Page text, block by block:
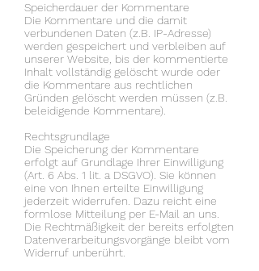
Speicherdauer der Kommentare
Die Kommentare und die damit
verbundenen Daten (z.B. IP-Adresse)
werden gespeichert und verbleiben auf
unserer Website, bis der kommentierte
Inhalt vollständig gelöscht wurde oder
die Kommentare aus rechtlichen
Gründen gelöscht werden müssen (z.B.
beleidigende Kommentare).
Rechtsgrundlage
Die Speicherung der Kommentare
erfolgt auf Grundlage Ihrer Einwilligung
(Art. 6 Abs. 1 lit. a DSGVO). Sie können
eine von Ihnen erteilte Einwilligung
jederzeit widerrufen. Dazu reicht eine
formlose Mitteilung per E-Mail an uns.
Die Rechtmäßigkeit der bereits erfolgten
Datenverarbeitungsvorgänge bleibt vom
Widerruf unberührt.